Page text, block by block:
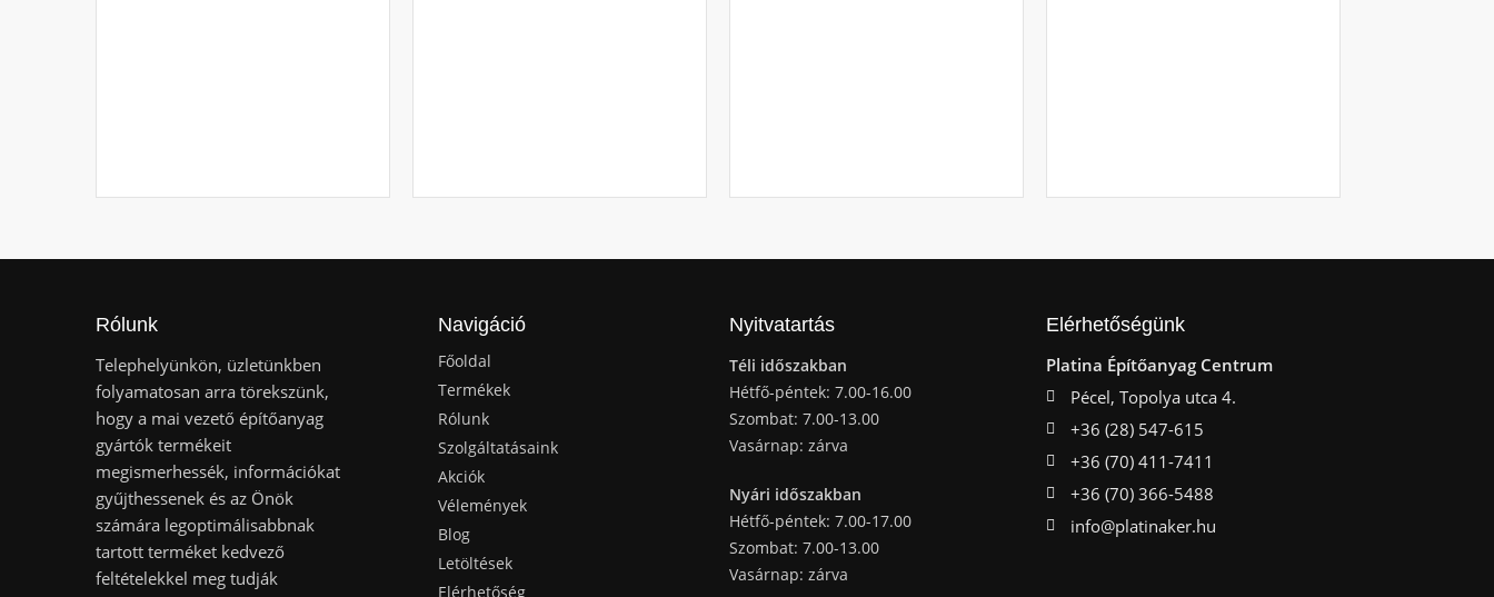
Rólunk
Telephelyünkön, üzletünkben
folyamatosan arra törekszünk,
hogy a mai vezető építőanyag
gyártók termékeit
megismerhessék, információkat
gyűjthessenek és az Önök
számára legoptimálisabbnak
tartott terméket kedvező
feltételekkel meg tudják
Navigáció
Főoldal
Termékek
Rólunk
Szolgáltatásaink
Akciók
Vélemények
Blog
Letöltések
Elérhetőség
Nyitvatartás
Téli időszakban
Hétfő-péntek: 7.00-16.00
Szombat: 7.00-13.00
Vasárnap: zárva
Nyári időszakban
Hétfő-péntek: 7.00-17.00
Szombat: 7.00-13.00
Vasárnap: zárva
Elérhetőségünk
Platina Építőanyag Centrum
Pécel, Topolya utca 4.
+36 (28) 547-615
+36 (70) 411-7411
+36 (70) 366-5488
info@platinaker.hu